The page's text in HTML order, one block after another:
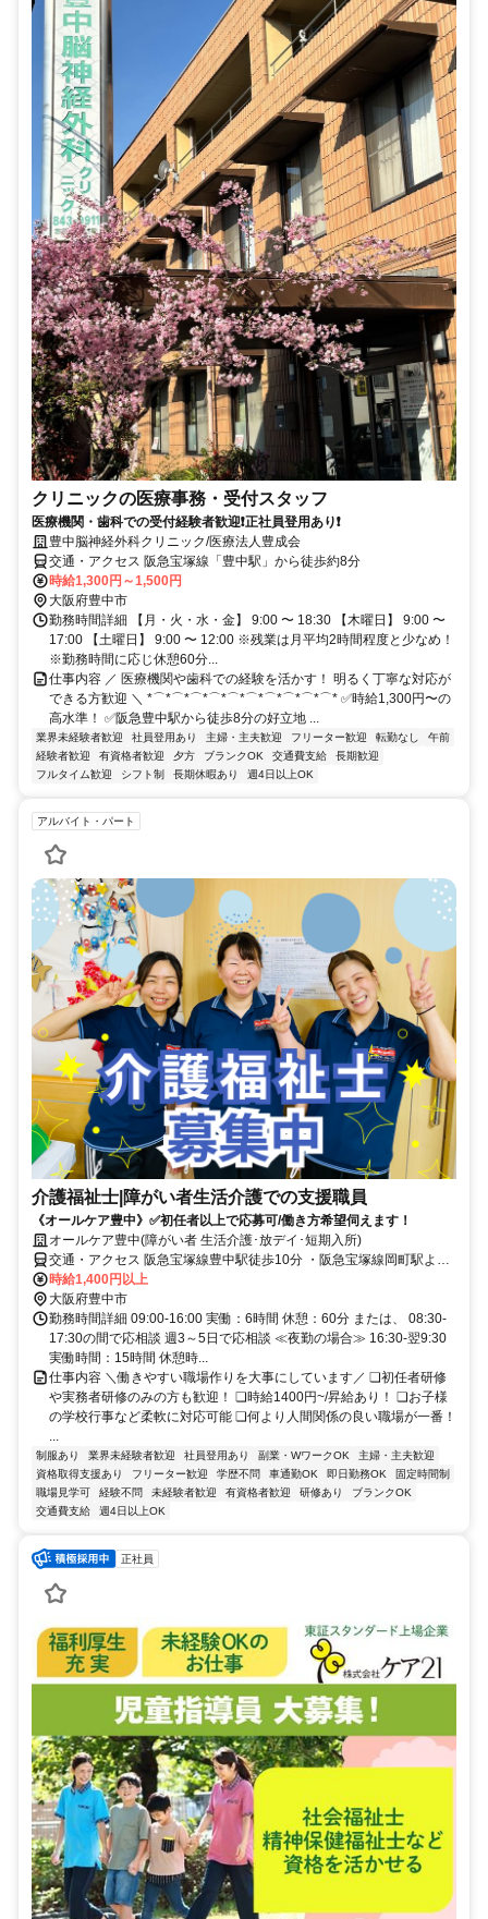
クリニックの医療事務・受付スタッフ
医療機関・歯科での受付経験者歓迎❗正社員登用あり❗
豊中脳神経外科クリニック/医療法人豊成会
交通・アクセス 阪急宝塚線「豊中駅」から徒歩約8分
時給1,300円～1,500円
大阪府豊中市
勤務時間詳細 【月・火・水・金】 9:00 〜 18:30 【木曜日】 9:00 〜
17:00 【土曜日】 9:00 〜 12:00 ※残業は月平均2時間程度と少なめ！
※勤務時間に応じ休憩60分...
仕事内容 ／ 医療機関や歯科での経験を活かす！ 明るく丁寧な対応が
できる方歓迎 ＼ *⌒*⌒*⌒*⌒*⌒*⌒*⌒*⌒*⌒*⌒* ✅時給1,300円〜の
高水準！ ✅阪急豊中駅から徒歩8分の好立地 ...
業界未経験者歓迎 社員登用あり 主婦・主夫歓迎 フリーター歓迎 転勤なし
午前
経験者歓迎
有資格者歓迎 夕方 ブランクOK 交通費支給
長期歓迎
フルタイム歓迎
シフト制 長期休暇あり 週4日以上OK
アルバイト・パート
介護福祉士|障がい者生活介護での支援職員
《オールケア豊中》✅初任者以上で応募可/働き方希望伺えます！
オールケア豊中(障がい者 生活介護･放デイ･短期入所)
交通・アクセス 阪急宝塚線豊中駅徒歩10分 ・阪急宝塚線岡町駅より
徒歩10分
時給1,400円以上
大阪府豊中市
勤務時間詳細 09:00-16:00 実働：6時間 休憩：60分 または、 08:30-
17:30の間で応相談 週3～5日で応相談 ≪夜勤の場合≫ 16:30-翌9:30
実働時間：15時間 休憩時...
仕事内容 ＼働きやすい職場作りを大事にしています／ ❏初任者研修
や実務者研修のみの方も歓迎！ ❏時給1400円~/昇給あり！ ❏お子様
の学校行事など柔軟に対応可能 ❏何より人間関係の良い職場が一番！
...
制服あり 業界未経験者歓迎 社員登用あり 副業・WワークOK
主婦・主夫歓迎
資格取得支援あり
フリーター歓迎 学歴不問 車通勤OK 即日勤務OK
固定時間制
職場見学可
経験不問 未経験者歓迎 有資格者歓迎 研修あり
ブランクOK
交通費支給
週4日以上OK
正社員